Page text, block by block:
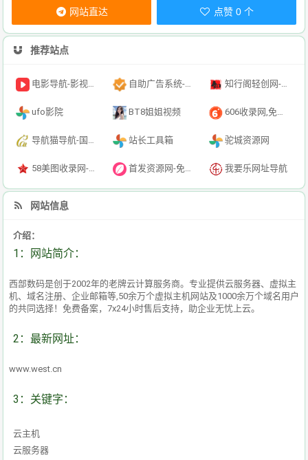
网站直达 点赞 0 个
推荐站点
电影导航-影视导航-电影搜索-影视搜索-电影站收录 自助广告系统-自助广告源码-自助投放广告插件 知行阁轻创网-分享网络赚钱项目-全网首发副业项目实操平台-副业创业项目网
ufo影院 BT8姐姐视频 606收录网,免费自动秒收录网址,提供自动收录,网站导航大全源码,自动链,友情链接交换。
导航猫导航-国内专业的技术资源网分类平台 站长工具箱 驼城资源网
58美图收录网-自动收录网站-流量交换-自动链 首发资源网-免费资源下载-最新php源码下载-热门资源下载 我要乐网址导航
网站信息
介绍：
1：网站简介：
西部数码是创于2002年的老牌云计算服务商。专业提供云服务器、虚拟主
机、域名注册、企业邮箱等,50余万个虚拟主机网站及1000余万个域名用户
的共同选择！免费备案，7x24小时售后支持，助企业无忧上云。
2：最新网址：
www.west.cn
3：关键字：
云主机
云服务器